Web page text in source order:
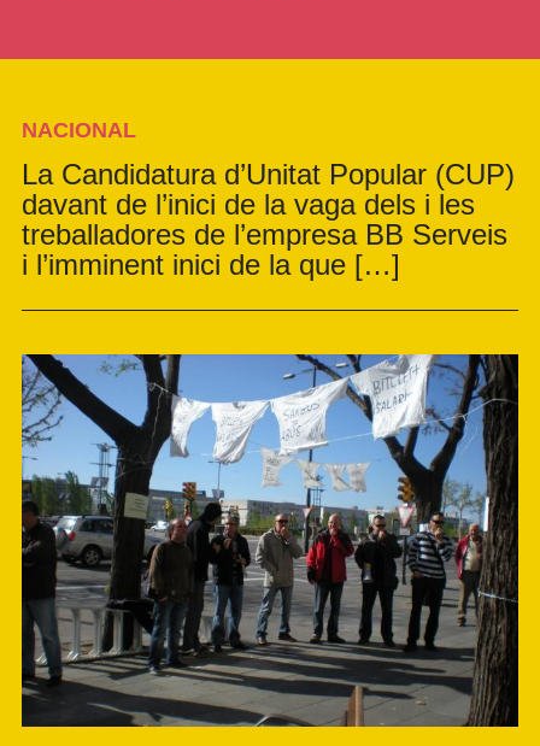
NACIONAL
La Candidatura d’Unitat Popular (CUP)
davant de l’inici de la vaga dels i les
treballadores de l’empresa BB Serveis
i l’imminent inici de la que […]